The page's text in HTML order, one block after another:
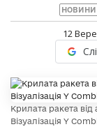
НОВИНИ
12
Крилата ракета
Візуалізація Y